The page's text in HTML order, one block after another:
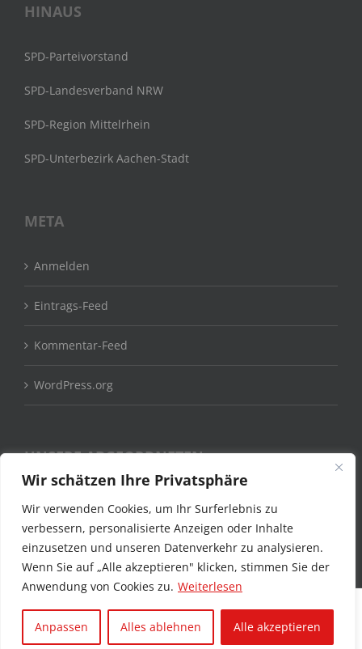
Wir schätzen Ihre Privatsphäre
Wir verwenden Cookies, um Ihr Surferlebnis zu
verbessern, personalisierte Anzeigen oder Inhalte
einzusetzen und unseren Datenverkehr zu analysieren.
Wenn Sie auf „Alle akzeptieren" klicken, stimmen Sie der
Anwendung von Cookies zu. Weiterlesen
Anpassen Alles ablehnen Alle akzeptieren
HINAUS
SPD-Parteivorstand
SPD-Landesverband NRW
SPD-Region Mittelrhein
SPD-Unterbezirk Aachen-Stadt
META
Anmelden
Eintrags-Feed
Kommentar-Feed
WordPress.org
UNSERE ABGEORDNETEN
Claudia Moll MdB
Stefan Kämmerling MdL
© 2012 -2026 SPD-UB i. d. Städteregion Aachen & SPD-Fraktion
StädteRegion Aachen |Impressum & Datenschutzerklärung